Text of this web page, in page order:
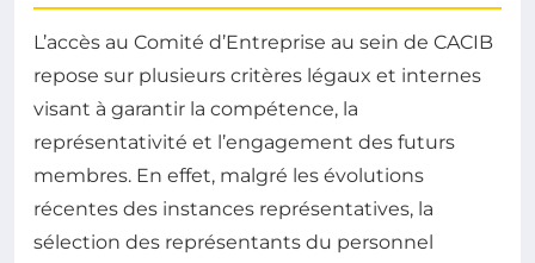
L’accès au Comité d’Entreprise au sein de CACIB
repose sur plusieurs critères légaux et internes
visant à garantir la compétence, la
représentativité et l’engagement des futurs
membres. En effet, malgré les évolutions
récentes des instances représentatives, la
sélection des représentants du personnel